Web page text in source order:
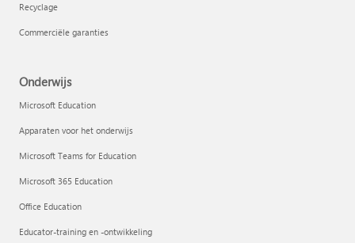
Recyclage
Commerciële garanties
Onderwijs
Microsoft Education
Apparaten voor het onderwijs
Microsoft Teams for Education
Microsoft 365 Education
Office Education
Educator-training en -ontwikkeling